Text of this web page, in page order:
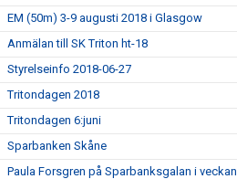
EM (50m) 3-9 augusti 2018 i Glasgow
Anmälan till SK Triton ht-18
Styrelseinfo 2018-06-27
Tritondagen 2018
Tritondagen 6:juni
Sparbanken Skåne
Paula Forsgren på Sparbanksgalan i veckan